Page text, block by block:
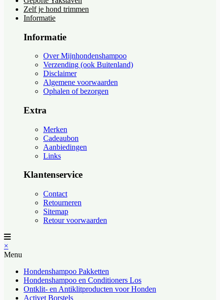
Zelf je hond trimmen
Informatie
Informatie
Over Mijnhondenshampoo
Verzending (ook Buitenland)
Disclaimer
Algemene voorwaarden
Ophalen of bezorgen
Extra
Merken
Cadeaubon
Aanbiedingen
Links
Klantenservice
Contact
Retourneren
Sitemap
Retour voorwaarden
×
Menu
Hondenshampoo Pakketten
Hondenshampoo en Conditioners Los
Ontklit- en Antiklitproducten voor Honden
Activet Borstels